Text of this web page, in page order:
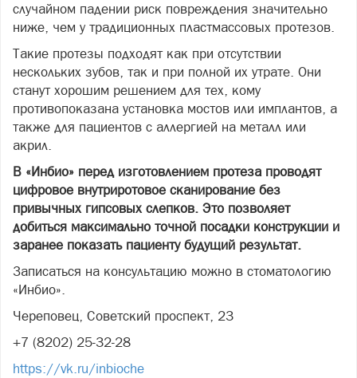
случайном падении риск повреждения значительно
ниже, чем у традиционных пластмассовых протезов.
Такие протезы подходят как при отсутствии
нескольких зубов, так и при полной их утрате. Они
станут хорошим решением для тех, кому
противопоказана установка мостов или имплантов, а
также для пациентов с аллергией на металл или
акрил.
В «Инбио» перед изготовлением протеза проводят
цифровое внутриротовое сканирование без
привычных гипсовых слепков. Это позволяет
добиться максимально точной посадки конструкции и
заранее показать пациенту будущий результат.
Записаться на консультацию можно в стоматологию
«Инбио».
Череповец, Советский проспект, 23
+7 (8202) 25-32-28
https://vk.ru/inbioche